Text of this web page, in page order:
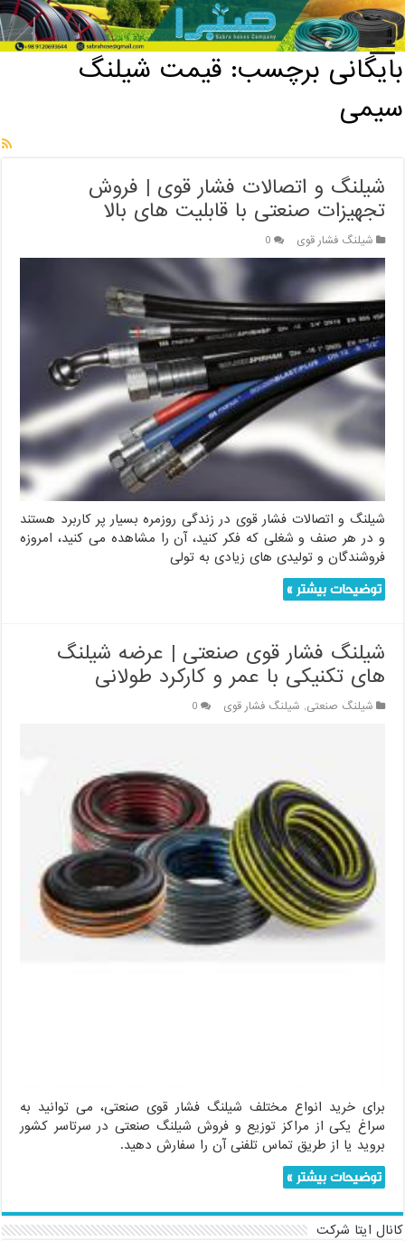
خانه / بایگانی برچسب: قیمت شیلنگ سیمی
بایگانی برچسب:قیمت شیلنگ
سیمی
شیلنگ و اتصالات فشار قوی | فروش
تجهیزات صنعتی با قابلیت های بالا
شیلنگ فشار قوی 0
شیلنگ و اتصالات فشار قوی در زندگی روزمره بسیار پر کاربرد هستند
و در هر صنف و شغلی که فکر کنید، آن را مشاهده می کنید، امروزه
فروشندگان و تولیدی های زیادی به تولی
توضیحات بیشتر »
شیلنگ فشار قوی صنعتی | عرضه شیلنگ
های تکنیکی با عمر و کارکرد طولانی
شیلنگ صنعتی, شیلنگ فشار قوی 0
برای خرید انواع مختلف شیلنگ فشار قوی صنعتی، می توانید به
سراغ یکی از مراکز توزیع و فروش شیلنگ صنعتی در سرتاسر کشور
بروید یا از طریق تماس تلفنی آن را سفارش دهید.
توضیحات بیشتر »
کانال ایتا شرکت